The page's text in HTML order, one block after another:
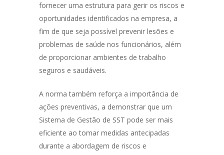
fornecer uma estrutura para gerir os riscos e
oportunidades identificados na empresa, a
fim de que seja possível prevenir lesões e
problemas de saúde nos funcionários, além
de proporcionar ambientes de trabalho
seguros e saudáveis.
A norma também reforça a importância de
ações preventivas, a demonstrar que um
Sistema de Gestão de SST pode ser mais
eficiente ao tomar medidas antecipadas
durante a abordagem de riscos e